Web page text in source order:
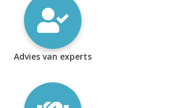
Advies van experts